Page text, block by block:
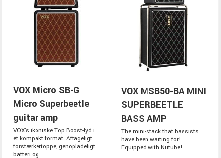
VOX Micro SB-G
Micro Superbeetle
guitar amp
VOX's ikoniske Top Boost-lyd i
et kompakt format. Aftageligt
forstærkertoppe, genopladeligt
batteri og...
VOX MSB50-BA MINI
SUPERBEETLE
BASS AMP
The mini-stack that bassists
have been waiting for!
Equipped with Nutube!